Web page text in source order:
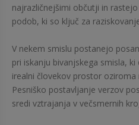
najrazličnejšimi občutji in
podob, ki so ključ za
V nekem smislu postanejo
pri iskanju bivanjskega smisla,
irealni človekov prostor
Pesniško postavljanje verzov
sredi vztrajanja v večsmernih